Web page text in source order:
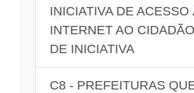
INICIATIVA DE ACESSO
INTERNET AO
DE INICIATIVA
C8 - PREFEITURAS